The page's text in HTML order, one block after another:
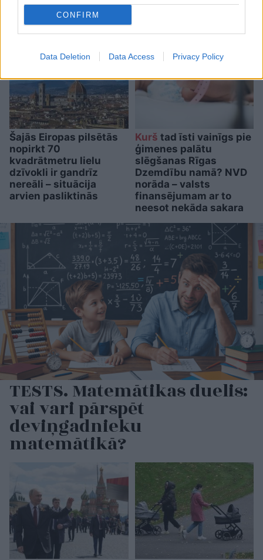
CONFIRM
Data Deletion Data Access Privacy Policy
jebkuram scenārijam
Šajās Eiropas pilsētās
nopirkt 70
kvadrātmetru lielu
dzīvokli ir gandrīz
nereāli – situācija
arvien pasliktinās
Kurš tad īsti vainīgs pie
ģimenes palātu
slēgšanas Rīgas
Dzemdību namā? NVD
norāda – valsts
finansējumam ar to
neesot nekāda sakara
TESTS. Matemātikas duelis:
vai vari pārspēt
deviņgadnieku
matemātikā?